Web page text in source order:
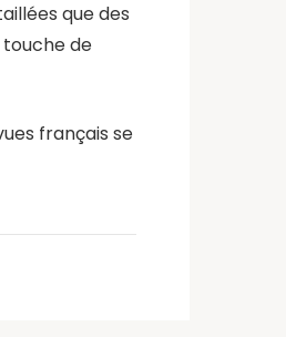
que des
touche de
français se